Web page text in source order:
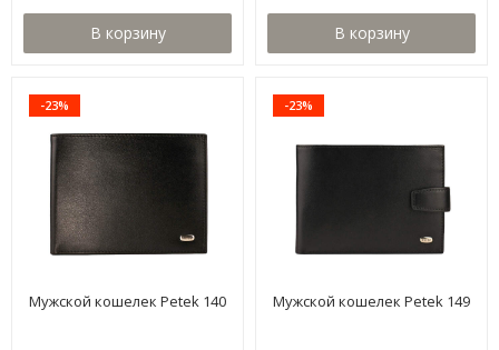
В корзину В корзину
-23%
Мужской кошелек Petek 140
-23%
Мужской кошелек Petek 149